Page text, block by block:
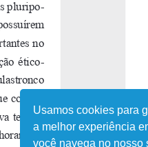
Usamos cookies para
a melhor experiência
você navega no nosso